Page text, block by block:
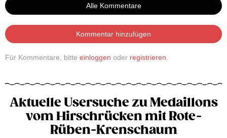
Alle Kommentare
Kommentar hinzufügen
Für Kommentare, bitte einloggen oder registrieren
Aktuelle Usersuche zu Medaillons
vom Hirschrücken mit Rote-
Rüben-Krenschaum